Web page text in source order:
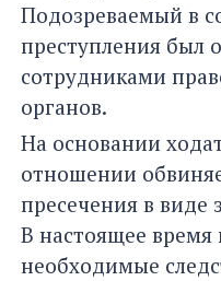
Подозреваемый в
преступления был
сотрудниками
органов.
На основании
отношении
пресечения в виде
В настоящее время
необходимые